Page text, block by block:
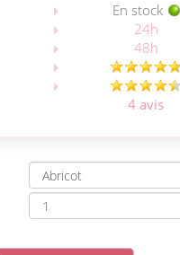
En stock
24h
48h
4 avis